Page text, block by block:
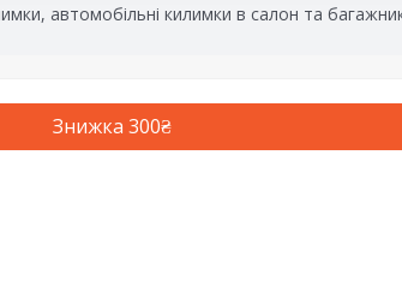
автомобільні килимки в салон та
Знижка 300₴